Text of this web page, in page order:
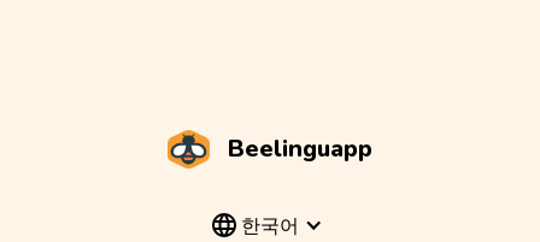
Beelinguapp
한국어